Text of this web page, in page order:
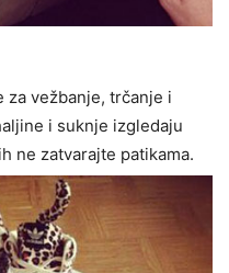
za vežbanje, trčanje i
i suknje izgledaju
ne zatvarajte patikama.